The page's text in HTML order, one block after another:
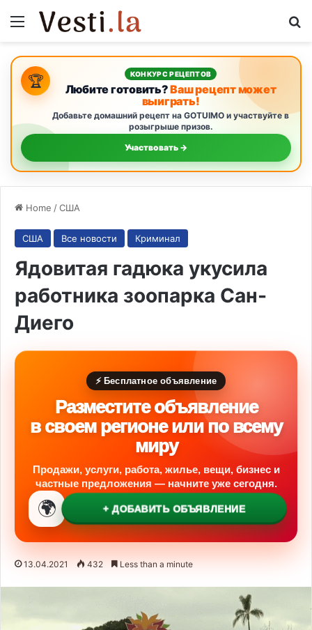
Menu
🏆 КОНКУРС РЕЦЕПТОВ
Любите готовить?Ваш рецепт может
выиграть!
Добавьте домашний рецепт на GOTUIMO и участвуйте в
розыгрыше призов.
Участвовать →
Home /США
США Все новости Криминал
Ядовитая гадюка укусила
работника зоопарка Сан-
Диего
⚡ Бесплатное объявление
Разместите объявление
в своем регионе или по всему
миру
Продажи, услуги, работа, жилье, вещи, бизнес и
частные предложения — начните уже сегодня.
🌍 + ДОБАВИТЬ ОБЪЯВЛЕНИЕ
13.04.2021 432 Less than a minute